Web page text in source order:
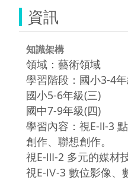
資訊
知識架構
領域：藝術領域
學習階段：國小3-4
國小5-6年級(三)
國中7-9年級(四)
學習內容：視E-Ⅱ-3
創作、聯想創作。
視E-Ⅲ-2 多元的媒材
視E-Ⅳ-3 數位影像、